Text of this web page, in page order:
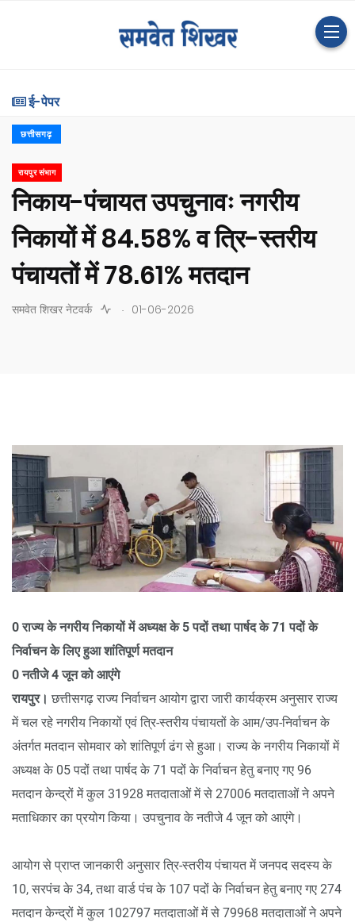
ई-पेपर
छत्तीसगढ़
रायपुर संभाग
निकाय-पंचायत उपचुनावः नगरीय
निकायों में 84.58% व त्रि-स्तरीय
पंचायतों में 78.61% मतदान
समवेत शिखर नेटवर्क . 01-06-2026
0 राज्य के नगरीय निकायों में अध्यक्ष के 5 पदों तथा पार्षद के 71 पदों के
निर्वाचन के लिए हुआ शांतिपूर्ण मतदान
0 नतीजे 4 जून को आएंगे
रायपुर। छत्तीसगढ़ राज्य निर्वाचन आयोग द्वारा जारी कार्यक्रम अनुसार राज्य
में चल रहे नगरीय निकायों एवं त्रि-स्तरीय पंचायतों के आम/उप-निर्वाचन के
अंतर्गत मतदान सोमवार को शांतिपूर्ण ढंग से हुआ। राज्य के नगरीय निकायों में
अध्यक्ष के 05 पदों तथा पार्षद के 71 पदों के निर्वाचन हेतु बनाए गए 96
मतदान केन्द्रों में कुल 31928 मतदाताओं में से 27006 मतदाताओं ने अपने
मताधिकार का प्रयोग किया। उपचुनाव के नतीजे 4 जून को आएंगे।
आयोग से प्राप्त जानकारी अनुसार त्रि-स्तरीय पंचायत में जनपद सदस्य के
10, सरपंच के 34, तथा वार्ड पंच के 107 पदों के निर्वाचन हेतु बनाए गए 274
मतदान केन्द्रों में कुल 102797 मतदाताओं में से 79968 मतदाताओं ने अपने